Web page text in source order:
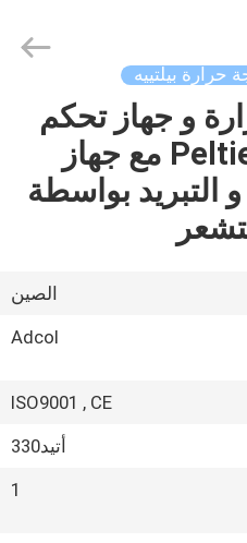
حرارة بيلتييه
و جهاز تحكم
درجة حرارة Peltier مع جهاز
التبريد بواسطة
الصين
Adcol
ISO9001 , CE
أتيد330
1